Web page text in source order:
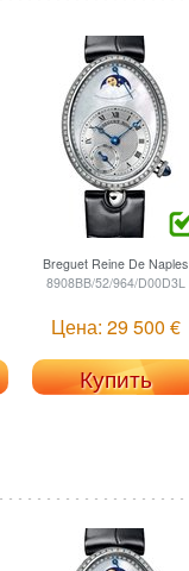
Breguet Reine De Naples
8908BB/52/964/D00D3L
Цена: 29 500 €
Купить